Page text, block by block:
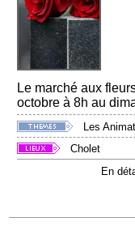
Le marché aux
octobre à 8h au
Les
Cholet
En